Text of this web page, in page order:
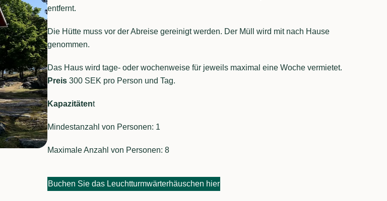
entfernt.
Die Hütte muss vor der Abreise gereinigt werden. Der Müll wird mit nach Hause
genommen.
Das Haus wird tage- oder wochenweise für jeweils maximal eine Woche vermietet.
Preis 300 SEK pro Person und Tag.
Kapazitätent
Mindestanzahl von Personen: 1
Maximale Anzahl von Personen: 8
Buchen Sie das Leuchtturmwärterhäuschen hier